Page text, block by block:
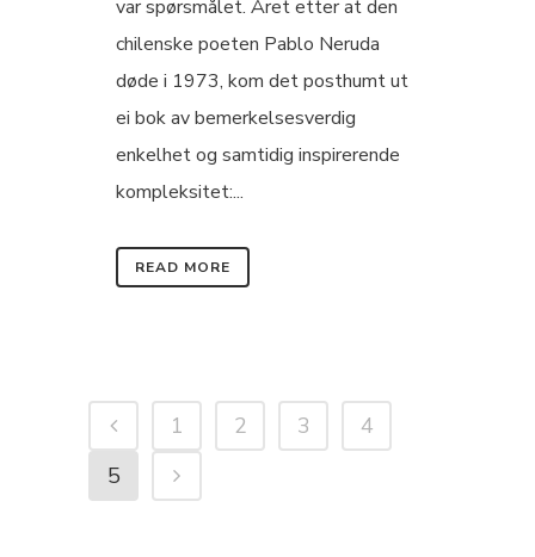
var spørsmålet. Året etter at den
chilenske poeten Pablo Neruda
døde i 1973, kom det posthumt ut
ei bok av bemerkelsesverdig
enkelhet og samtidig inspirerende
kompleksitet:...
READ MORE
1 2 3
4
5